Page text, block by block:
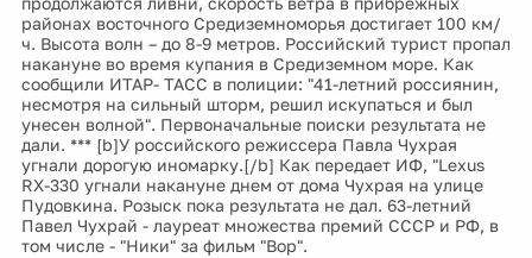
районах восточного Средиземноморья достигает 100 км/
ч. Высота волн – до 8-9 метров. Российский турист пропал
накануне во время купания в Средиземном море. Как
сообщили ИТАР- ТАСС в полиции: "41-летний россиянин,
несмотря на сильный шторм, решил искупаться и был
унесен волной". Первоначальные поиски результата не
дали. *** [b]У российского режиссера Павла Чухрая
угнали дорогую иномарку.[/b] Как передает ИФ, "Lexus
RX-330 угнали накануне днем от дома Чухрая на улице
Пудовкина. Розыск пока результата не дал. 63-летний
Павел Чухрай - лауреат множества премий СССР и РФ, в
том числе - "Ники" за фильм "Вор".